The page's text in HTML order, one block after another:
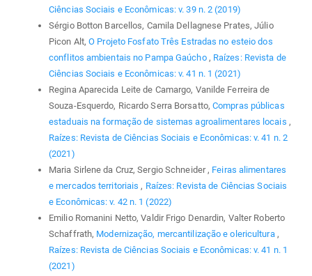
Ciências Sociais e Econômicas: v. 39 n. 2 (2019)
Sérgio Botton Barcellos, Camila Dellagnese Prates, Júlio
Picon Alt,O Projeto Fosfato Três Estradas no esteio dos
conflitos ambientais no Pampa Gaúcho , Raízes: Revista de
Ciências Sociais e Econômicas: v. 41 n. 1 (2021)
Regina Aparecida Leite de Camargo, Vanilde Ferreira de
Souza-Esquerdo, Ricardo Serra Borsatto,Compras públicas
estaduais na formação de sistemas agroalimentares locais ,
Raízes: Revista de Ciências Sociais e Econômicas: v. 41 n. 2
(2021)
Maria Sirlene da Cruz, Sergio Schneider , Feiras alimentares
e mercados territoriais, Raízes: Revista de Ciências Sociais
e Econômicas: v. 42 n. 1 (2022)
Emilio Romanini Netto, Valdir Frigo Denardin, Valter Roberto
Schaffrath, Modernização, mercantilização e olericultura ,
Raízes: Revista de Ciências Sociais e Econômicas: v. 41 n. 1
(2021)